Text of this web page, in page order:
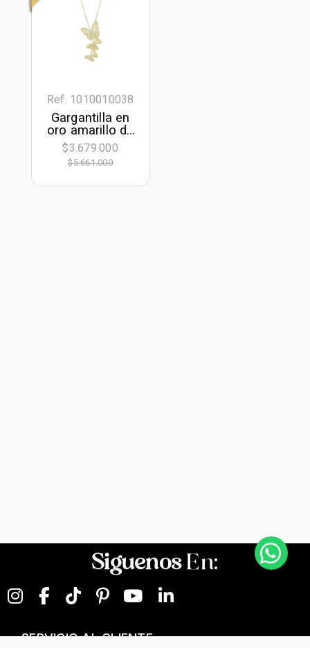
Ref. 1010010038
Gargantilla en
oro amarillo de
18 Kilates con
visos satinado,
Animal, 40 cm.
$3.679.000
$5.661.000
SiguenosEn:
SERVICIO AL CLIENTE